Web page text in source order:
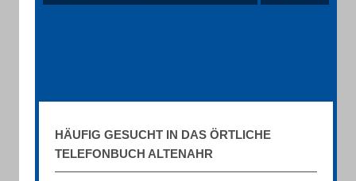
HÄUFIG GESUCHT IN DAS ÖRTLICHE
TELEFONBUCH ALTENAHR